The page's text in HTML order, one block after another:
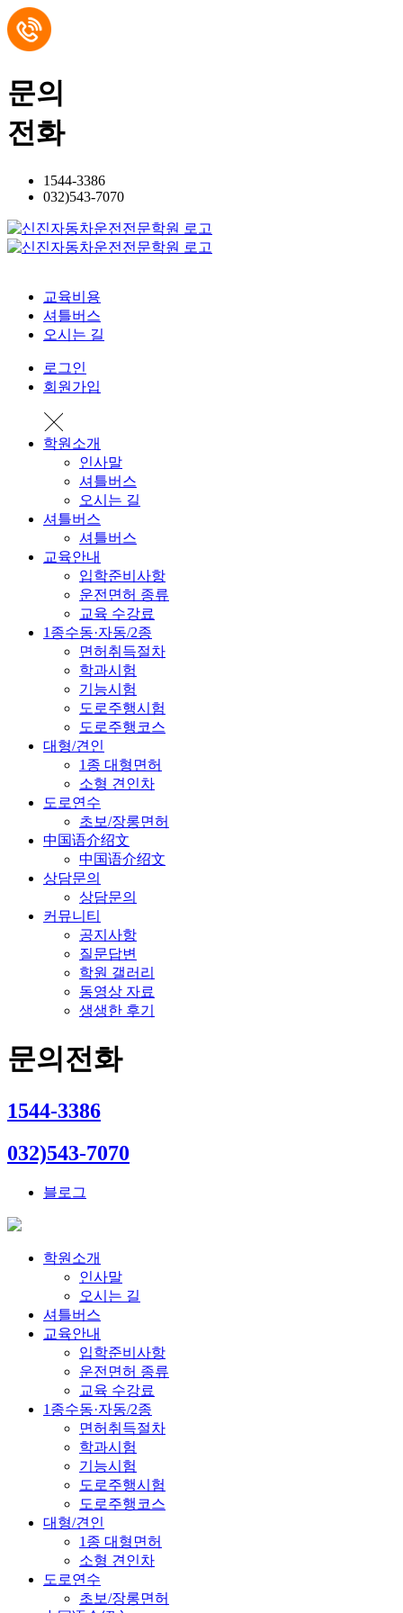
문의
전화
1544-3386
032)543-7070
교육비용
셔틀버스
오시는 길
로그인
회원가입
학원소개
인사말
셔틀버스
오시는 길
셔틀버스
셔틀버스
교육안내
입학준비사항
운전면허 종류
교육 수강료
1종수동·자동/2종
면허취득절차
학과시험
기능시험
도로주행시험
도로주행코스
대형/견인
1종 대형면허
소형 견인차
도로연수
초보/장롱면허
中国语介绍文
中国语介绍文
상담문의
상담문의
커뮤니티
공지사항
질문답변
학원 갤러리
동영상 자료
생생한 후기
문의전화
1544-3386
032)543-7070
블로그
학원소개
인사말
오시는 길
셔틀버스
교육안내
입학준비사항
운전면허 종류
교육 수강료
1종수동·자동/2종
면허취득절차
학과시험
기능시험
도로주행시험
도로주행코스
대형/견인
1종 대형면허
소형 견인차
도로연수
초보/장롱면허